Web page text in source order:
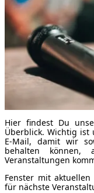
Hier findest Du
Überblick. Wichtig ist
E-Mail, damit wir
behalten
Veranstaltungen
Fenster mit
für nächste